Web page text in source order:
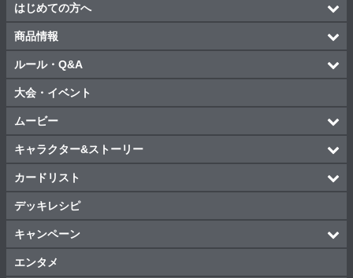
はじめての方へ
商品情報
ルール・Q&A
大会・イベント
ムービー
キャラクター&ストーリー
カードリスト
デッキレシピ
キャンペーン
エンタメ